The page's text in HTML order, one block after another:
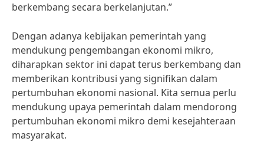
berkembang secara berkelanjutan.”
Dengan adanya kebijakan pemerintah yang
mendukung pengembangan ekonomi mikro,
diharapkan sektor ini dapat terus berkembang dan
memberikan kontribusi yang signifikan dalam
pertumbuhan ekonomi nasional. Kita semua perlu
mendukung upaya pemerintah dalam mendorong
pertumbuhan ekonomi mikro demi kesejahteraan
masyarakat.